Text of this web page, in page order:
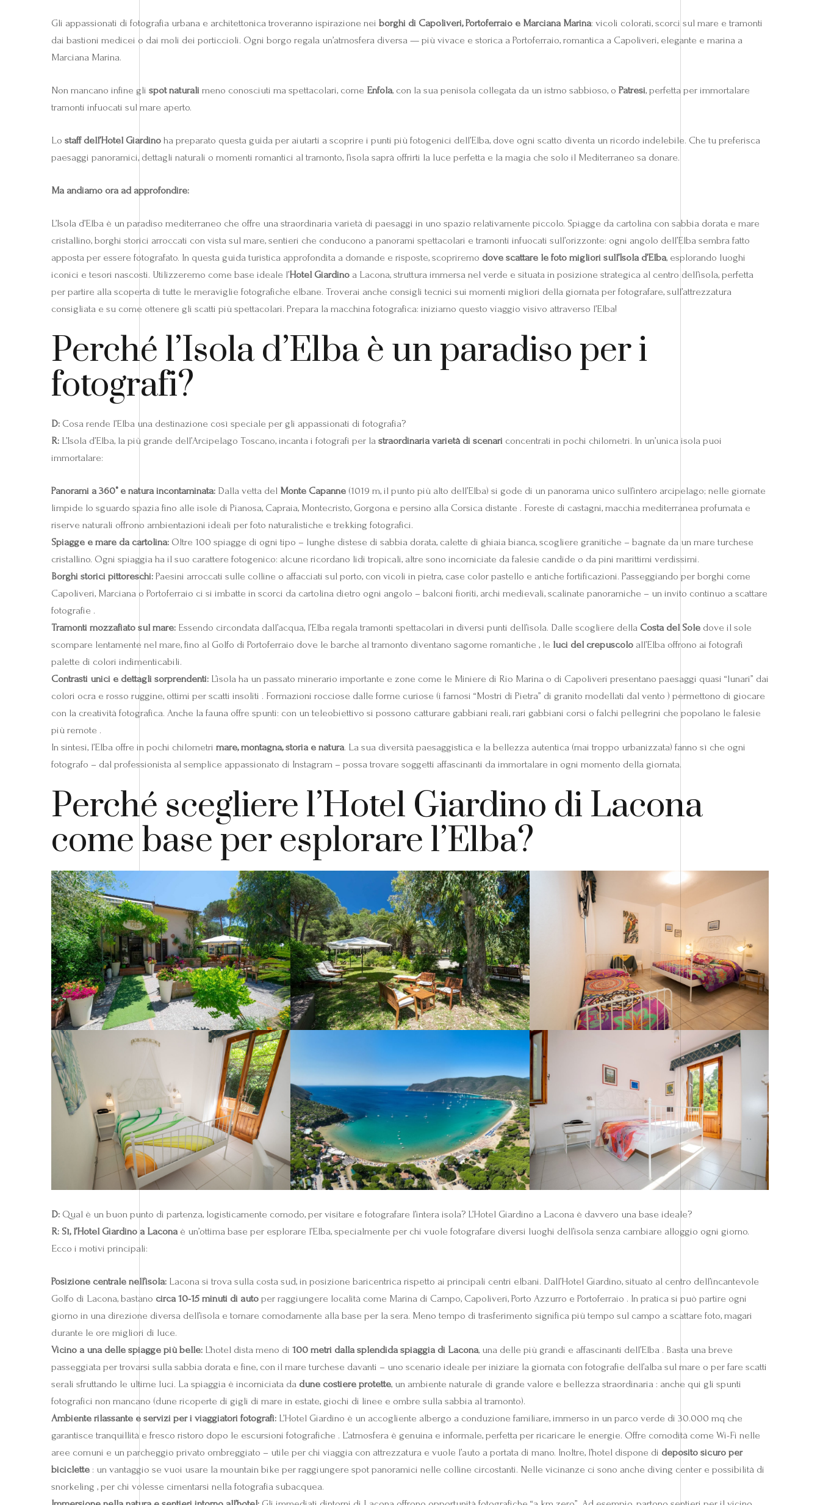
Gli appassionati di fotografia urbana e architettonica troveranno ispirazione nei borghi di Capoliveri, Portoferraio e Marciana Marina: vicoli colorati, scorci sul mare e tramonti
dai bastioni medicei o dai moli dei porticcioli. Ogni borgo regala un’atmosfera diversa — più vivace e storica a Portoferraio, romantica a Capoliveri, elegante e marina a
Marciana Marina.
Non mancano infine gli spot naturali meno conosciuti ma spettacolari, come Enfola, con la sua penisola collegata da un istmo sabbioso, o Patresi, perfetta per immortalare
tramonti infuocati sul mare aperto.
Lo staff dell’Hotel Giardino ha preparato questa guida per aiutarti a scoprire i punti più fotogenici dell’Elba, dove ogni scatto diventa un ricordo indelebile. Che tu preferisca
paesaggi panoramici, dettagli naturali o momenti romantici al tramonto, l’isola saprà offrirti la luce perfetta e la magia che solo il Mediterraneo sa donare.
Ma andiamo ora ad approfondire:
L’Isola d’Elba è un paradiso mediterraneo che offre una straordinaria varietà di paesaggi in uno spazio relativamente piccolo. Spiagge da cartolina con sabbia dorata e mare
cristallino, borghi storici arroccati con vista sul mare, sentieri che conducono a panorami spettacolari e tramonti infuocati sull’orizzonte: ogni angolo dell’Elba sembra fatto
apposta per essere fotografato. In questa guida turistica approfondita a domande e risposte, scopriremo dove scattare le foto migliori sull’Isola d’Elba, esplorando luoghi
iconici e tesori nascosti. Utilizzeremo come base ideale l’Hotel Giardino a Lacona, struttura immersa nel verde e situata in posizione strategica al centro dell’isola, perfetta
per partire alla scoperta di tutte le meraviglie fotografiche elbane. Troverai anche consigli tecnici sui momenti migliori della giornata per fotografare, sull’attrezzatura
consigliata e su come ottenere gli scatti più spettacolari. Prepara la macchina fotografica: iniziamo questo viaggio visivo attraverso l’Elba!
Perché l’Isola d’Elba è un paradiso per i
fotografi?
D: Cosa rende l’Elba una destinazione così speciale per gli appassionati di fotografia?
R: L’Isola d’Elba, la più grande dell’Arcipelago Toscano, incanta i fotografi per la straordinaria varietà di scenari concentrati in pochi chilometri. In un’unica isola puoi
immortalare:
Panorami a 360° e natura incontaminata: Dalla vetta del Monte Capanne (1019 m, il punto più alto dell’Elba) si gode di un panorama unico sull’intero arcipelago; nelle giornate
limpide lo sguardo spazia fino alle isole di Pianosa, Capraia, Montecristo, Gorgona e persino alla Corsica distante . Foreste di castagni, macchia mediterranea profumata e
riserve naturali offrono ambientazioni ideali per foto naturalistiche e trekking fotografici.
Spiagge e mare da cartolina: Oltre 100 spiagge di ogni tipo – lunghe distese di sabbia dorata, calette di ghiaia bianca, scogliere granitiche – bagnate da un mare turchese
cristallino. Ogni spiaggia ha il suo carattere fotogenico: alcune ricordano lidi tropicali, altre sono incorniciate da falesie candide o da pini marittimi verdissimi.
Borghi storici pittoreschi: Paesini arroccati sulle colline o affacciati sul porto, con vicoli in pietra, case color pastello e antiche fortificazioni. Passeggiando per borghi come
Capoliveri, Marciana o Portoferraio ci si imbatte in scorci da cartolina dietro ogni angolo – balconi fioriti, archi medievali, scalinate panoramiche – un invito continuo a scattare
fotografie .
Tramonti mozzafiato sul mare: Essendo circondata dall’acqua, l’Elba regala tramonti spettacolari in diversi punti dell’isola. Dalle scogliere della Costa del Sole dove il sole
scompare lentamente nel mare, fino al Golfo di Portoferraio dove le barche al tramonto diventano sagome romantiche , le luci del crepuscolo all’Elba offrono ai fotografi
palette di colori indimenticabili.
Contrasti unici e dettagli sorprendenti: L’isola ha un passato minerario importante e zone come le Miniere di Rio Marina o di Capoliveri presentano paesaggi quasi “lunari” dai
colori ocra e rosso ruggine, ottimi per scatti insoliti . Formazioni rocciose dalle forme curiose (i famosi “Mostri di Pietra” di granito modellati dal vento ) permettono di giocare
con la creatività fotografica. Anche la fauna offre spunti: con un teleobiettivo si possono catturare gabbiani reali, rari gabbiani corsi o falchi pellegrini che popolano le falesie
più remote .
In sintesi, l’Elba offre in pochi chilometri mare, montagna, storia e natura. La sua diversità paesaggistica e la bellezza autentica (mai troppo urbanizzata) fanno sì che ogni
fotografo – dal professionista al semplice appassionato di Instagram – possa trovare soggetti affascinanti da immortalare in ogni momento della giornata.
Perché scegliere l’Hotel Giardino di Lacona
come base per esplorare l’Elba?
D: Qual è un buon punto di partenza, logisticamente comodo, per visitare e fotografare l’intera isola? L’Hotel Giardino a Lacona è davvero una base ideale?
R: Sì, l’Hotel Giardino a Laconaè un’ottima base per esplorare l’Elba, specialmente per chi vuole fotografare diversi luoghi dell’isola senza cambiare alloggio ogni giorno.
Ecco i motivi principali:
Posizione centrale nell’isola: Lacona si trova sulla costa sud, in posizione baricentrica rispetto ai principali centri elbani. Dall’Hotel Giardino, situato al centro dell’incantevole
Golfo di Lacona, bastano circa 10-15 minuti di auto per raggiungere località come Marina di Campo, Capoliveri, Porto Azzurro e Portoferraio . In pratica si può partire ogni
giorno in una direzione diversa dell’isola e tornare comodamente alla base per la sera. Meno tempo di trasferimento significa più tempo sul campo a scattare foto, magari
durante le ore migliori di luce.
Vicino a una delle spiagge più belle: L’hotel dista meno di 100 metri dalla splendida spiaggia di Lacona, una delle più grandi e affascinanti dell’Elba . Basta una breve
passeggiata per trovarsi sulla sabbia dorata e fine, con il mare turchese davanti – uno scenario ideale per iniziare la giornata con fotografie dell’alba sul mare o per fare scatti
serali sfruttando le ultime luci. La spiaggia è incorniciata da dune costiere protette, un ambiente naturale di grande valore e bellezza straordinaria : anche qui gli spunti
fotografici non mancano (dune ricoperte di gigli di mare in estate, giochi di linee e ombre sulla sabbia al tramonto).
Ambiente rilassante e servizi per i viaggiatori fotografi: L’Hotel Giardino è un accogliente albergo a conduzione familiare, immerso in un parco verde di 30.000 mq che
garantisce tranquillità e fresco ristoro dopo le escursioni fotografiche . L’atmosfera è genuina e informale, perfetta per ricaricare le energie. Offre comodità come Wi-Fi nelle
aree comuni e un parcheggio privato ombreggiato – utile per chi viaggia con attrezzatura e vuole l’auto a portata di mano. Inoltre, l’hotel dispone di deposito sicuro per
biciclette : un vantaggio se vuoi usare la mountain bike per raggiungere spot panoramici nelle colline circostanti. Nelle vicinanze ci sono anche diving center e possibilità di
snorkeling , per chi volesse cimentarsi nella fotografia subacquea.